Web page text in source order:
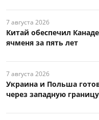
7 августа 2026
Китай обеспечил
ячменя за пять лет
7 августа 2026
Украина и Польша
через западную границу